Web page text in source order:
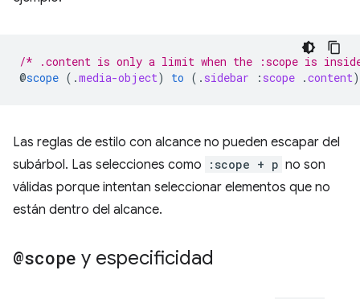
/* .content is only a limit when the :scope is
@scope ( .media-object) to ( . sidebar : scope .content)
Las reglas de estilo con alcance no pueden escapar del
subárbol. Las selecciones como
:scope + p no son
válidas porque intentan seleccionar elementos que no
están dentro del alcance.
@scope y especificidad